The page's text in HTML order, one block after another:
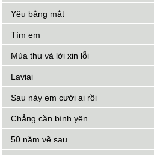
Yêu bằng mắt
Tìm em
Mùa thu và lời xin lỗi
Laviai
Sau này em cưới ai rồi
Chẳng cần bình yên
50 năm về sau